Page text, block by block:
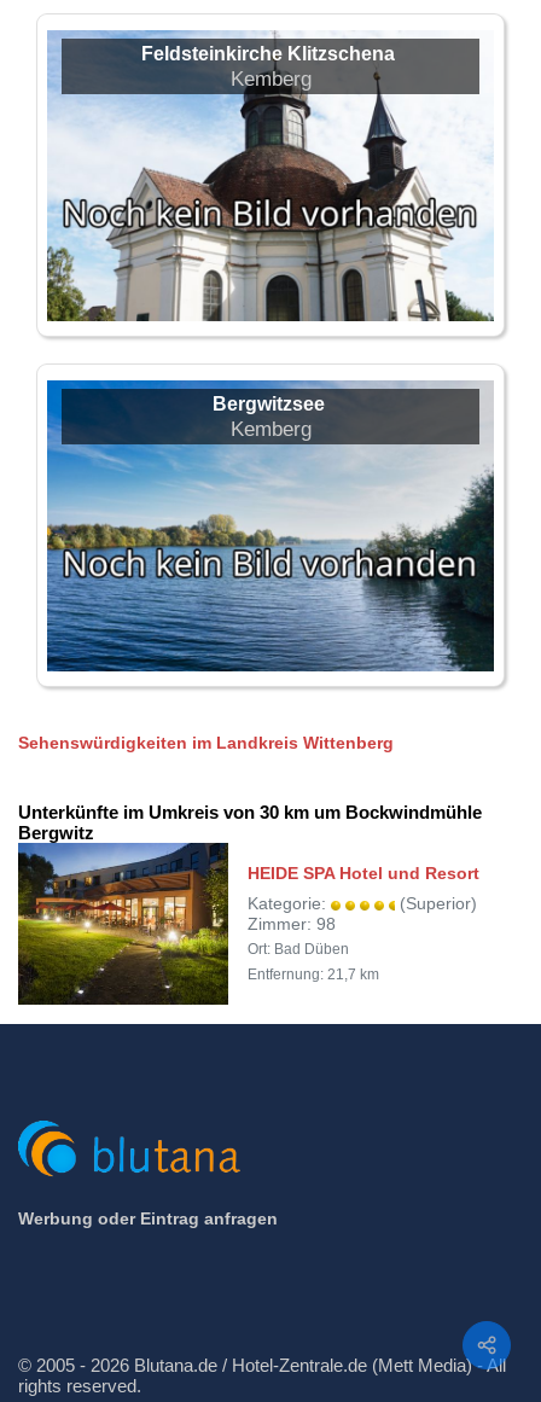
Teilen
Feldsteinkirche Klitzschena
Kemberg
Bergwitzsee
Kemberg
Sehenswürdigkeiten im Landkreis Wittenberg
Unterkünfte im Umkreis von 30 km um Bockwindmühle
Bergwitz
HEIDE SPA Hotel und Resort
Kategorie:
(Superior)
Zimmer: 98
Ort: Bad Düben
Entfernung: 21,7 km
Werbung oder Eintrag anfragen
© 2005 - 2026 Blutana.de / Hotel-Zentrale.de (Mett Media) - All
rights reserved.